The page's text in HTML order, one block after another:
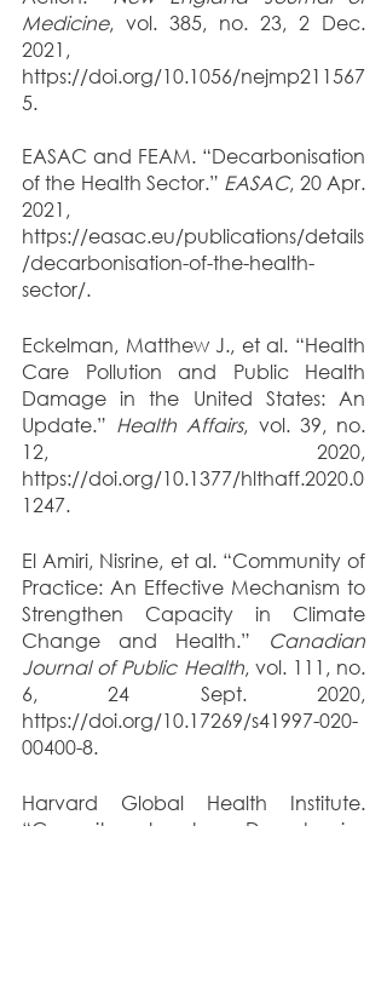
Medicine, vol. 385, no. 23, 2 Dec.
2021,
https://doi.org/10.1056/nejmp211567
5.
EASAC and FEAM. “Decarbonisation
of the Health Sector.” EASAC, 20 Apr.
2021,
https://easac.eu/publications/details
/decarbonisation-of-the-health-
sector/.
Eckelman, Matthew J., et al. “Health
Care Pollution and Public Health
Damage in the United States: An
Update.” Health Affairs, vol. 39, no.
12, 2020,
https://doi.org/10.1377/hlthaff.2020.0
1247.
El Amiri, Nisrine, et al. “Community of
Practice: An Effective Mechanism to
Strengthen Capacity in Climate
Change and Health.” Canadian
Journal of Public Health, vol. 111, no.
6, 24 Sept. 2020,
https://doi.org/10.17269/s41997-020-
00400-8.
Harvard Global Health Institute.
“Commitment to Decarbonize